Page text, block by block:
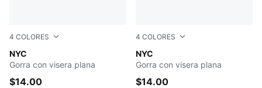
4 COLORES
NYC
IVORY
Gorra con visera plana
$14.00
4 COLORES
NYC
MAROON
Gorra con visera plana
$14.00